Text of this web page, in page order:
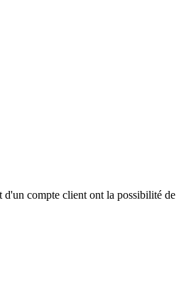
d'un compte client ont la possibilité de